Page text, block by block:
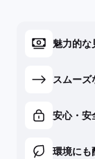
魅力的な
スムーズ
安心・安
環境にも